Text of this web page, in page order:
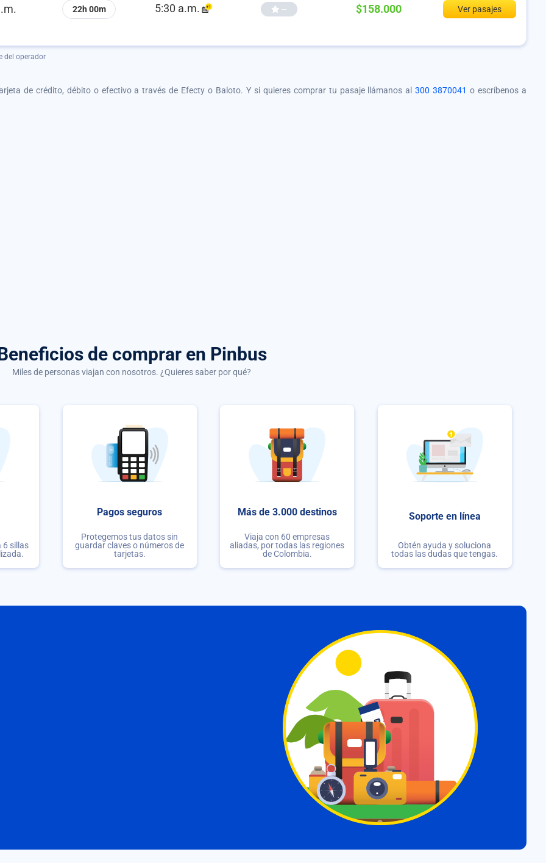
22h 00m 5:30 a.m. -- $158.000 Ver pasajes
del operador
de crédito, débito o efectivo a través de Efecty o Baloto. Y si quieres comprar tu pasaje llámanos al300 3870041 o escríbenos a
de comprar en Pinbus
Miles de personas viajan con nosotros. ¿Quieres saber por qué?
6 sillas
Pagos seguros
Protegemos tus datos sin
guardar claves o números de
tarjetas.
Más de 3.000 destinos
Viaja con 60 empresas
aliadas, por todas las regiones
de Colombia.
Soporte en línea
Obtén ayuda y soluciona
todas las dudas que tengas.